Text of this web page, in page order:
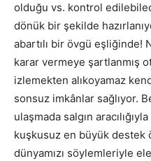
olduğu vs. kontrol
dönük bir şekilde
abartılı bir övgü eşliğinde!
karar vermeye şartlanmış
izlemekten alıkoyamaz
sonsuz imkânlar sağlıyor.
ulaşmada salgın
kuşkusuz en büyük destek
dünyamızı söylemleriyle